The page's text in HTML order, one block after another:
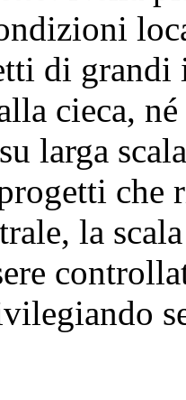
di
cieca,
larga
la